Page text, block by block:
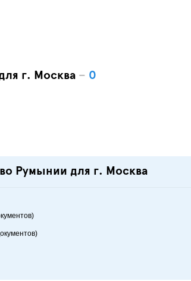
г. Москва – 0
Румынии для г. Москва